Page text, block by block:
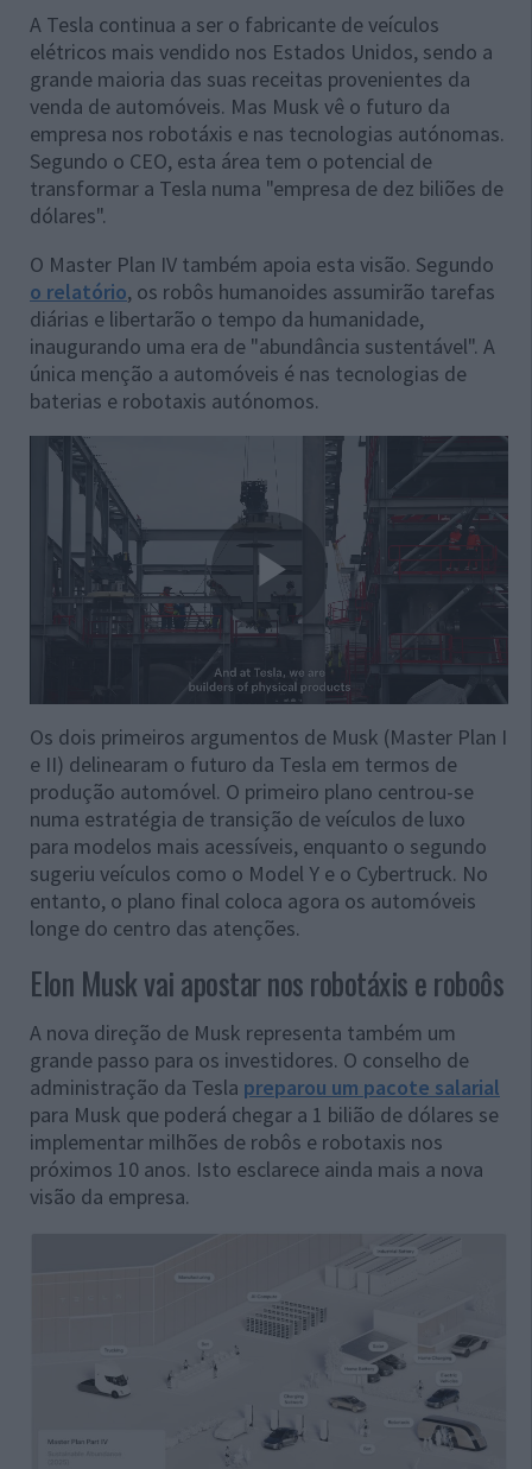
A Tesla continua a ser o fabricante de veículos
elétricos mais vendido nos Estados Unidos, sendo a
grande maioria das suas receitas provenientes da
venda de automóveis. Mas Musk vê o futuro da
empresa nos robotáxis e nas tecnologias autónomas.
Segundo o CEO, esta área tem o potencial de
transformar a Tesla numa "empresa de dez biliões de
dólares".
O Master Plan IV também apoia esta visão. Segundo
o relatório, os robôs humanoides assumirão tarefas
diárias e libertarão o tempo da humanidade,
inaugurando uma era de "abundância sustentável". A
única menção a automóveis é nas tecnologias de
baterias e robotaxis autónomos.
Os dois primeiros argumentos de Musk (Master Plan I
e II) delinearam o futuro da Tesla em termos de
produção automóvel. O primeiro plano centrou-se
numa estratégia de transição de veículos de luxo
para modelos mais acessíveis, enquanto o segundo
sugeriu veículos como o Model Y e o Cybertruck. No
entanto, o plano final coloca agora os automóveis
longe do centro das atenções.
Elon Musk vai apostar nos robotáxis e roboôs
A nova direção de Musk representa também um
grande passo para os investidores. O conselho de
administração da Tesla preparou um pacote salarial
para Musk que poderá chegar a 1 bilião de dólares se
implementar milhões de robôs e robotaxis nos
próximos 10 anos. Isto esclarece ainda mais a nova
visão da empresa.